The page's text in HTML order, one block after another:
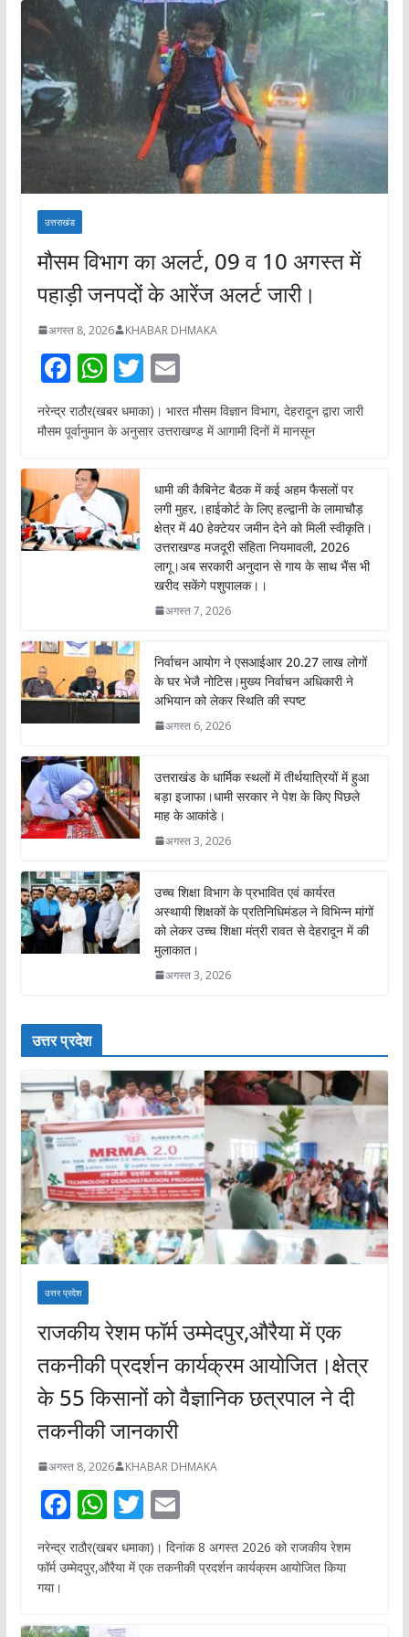
उत्तराखंड
मौसम विभाग का अलर्ट, 09 व 10 अगस्त में
पहाड़ी जनपदों के आरेंज अलर्ट जारी।
अगस्त 8, 2026 KHABAR DHMAKA
F
ac
e
o
o
k
W
h
at
A
p
p
T
w
itt
E
m
ai
नरेन्द्र राठौर(खबर धमाका)। भारत मौसम विज्ञान विभाग, देहरादून द्वारा जारी
मौसम पूर्वानुमान के अनुसार उत्तराखण्ड में आगामी दिनों में मानसून
धामी की कैबिनेट बैठक में कई अहम फैसलों पर
लगी मुहर,।हाईकोर्ट के लिए हल्द्वानी के लामाचौड़
क्षेत्र में 40 हेक्टेयर जमीन देने को मिली स्वीकृति।
उत्तराखण्ड मजदूरी संहिता नियमावली, 2026
लागू।अब सरकारी अनुदान से गाय के साथ भैंस भी
खरीद सकेंगे पशुपालक।।
अगस्त 7, 2026
निर्वाचन आयोग ने एसआईआर 20.27 लाख लोगों
के घर भेजै नोटिस।मुख्य निर्वाचन अधिकारी ने
अभियान को लेकर स्थिति की स्पष्ट
अगस्त 6, 2026
उत्तराखंड के धार्मिक स्थलों में तीर्थयात्रियों में हुआ
बड़ा इजाफा।धामी सरकार ने पेश के किए पिछले
माह के आकांडे।
अगस्त 3, 2026
उच्च शिक्षा विभाग के प्रभावित एवं कार्यरत
अस्थायी शिक्षकों के प्रतिनिधिमंडल ने विभिन्न मांगों
को लेकर उच्च शिक्षा मंत्री रावत से देहरादून में की
मुलाकात।
अगस्त 3, 2026
उत्तर प्रदेश
उत्तर प्रदेश
राजकीय रेशम फॉर्म उम्मेदपुर,औरैया में एक
तकनीकी प्रदर्शन कार्यक्रम आयोजित।क्षेत्र
के 55 किसानों को वैज्ञानिक छत्रपाल ने दी
तकनीकी जानकारी
अगस्त 8, 2026 KHABAR DHMAKA
F
ac
e
o
W
h
at
A
T
w
itt
E
m
ai
नरेन्द्र राठौर(खबर धमाका)। दिनांक 8 अगस्त 2026 को राजकीय रेशम
फॉर्म उम्मेदपुर,औरैया में एक तकनीकी प्रदर्शन कार्यक्रम आयोजित किया
गया।